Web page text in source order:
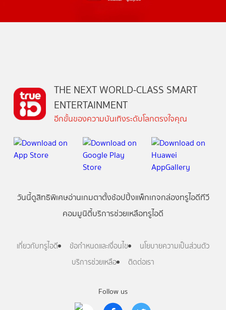
Follow us
THE NEXT WORLD-CLASS SMART
ENTERTAINMENT
อีกขั้นของความบันเทิงระดับโลกตรงใจคุณ
วันนี้ดูสิทธิพิเศษอ่านเกมตาตั้งช้อปปิ้งแพ็กเกจกล่องทรูไอดีทีวี
คอมมูนิตี้บริการช่วยเหลือทรูไอดี
เกี่ยวกับทรูไอดี ข้อกำหนดและเงื่อนไข
นโยบายความเป็นส่วนตัว
บริการช่วยเหลือ
ติดต่อเรา